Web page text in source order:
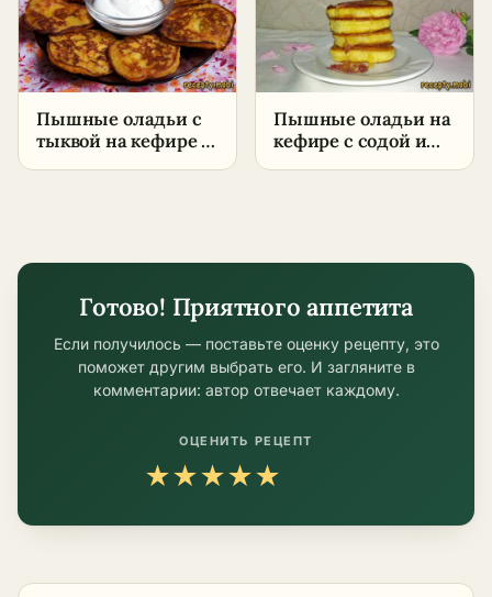
Пышные оладьи с
тыквой на кефире –
Пышные оладьи на
кефире с содой и
Готово! Приятного аппетита
Если получилось — поставьте оценку рецепту, это
поможет другим выбрать его. И загляните в
комментарии: автор отвечает каждому.
ОЦЕНИТЬ РЕЦЕПТ
★★★★★